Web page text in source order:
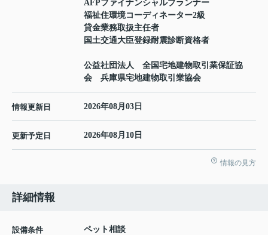
AFPファイナンシャルプランナー
福祉住環境コーディネーター2級
貸金業務取扱主任者
国土交通大臣登録耐震診断資格者
公益社団法人 全国宅地建物取引業保証協
会 兵庫県宅地建物取引業協会
情報更新日 2026年08月03日
更新予定日 2026年08月10日
情報の見方
詳細情報
設備条件
ペット相談